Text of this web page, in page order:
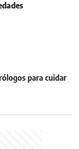
para cuidar